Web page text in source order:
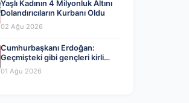
Yaşlı Kadının 4 Milyonluk Altını
Dolandırıcıların Kurbanı Oldu
02 Ağu 2026
Cumhurbaşkanı Erdoğan:
Geçmişteki gibi gençleri kirli
oyunlarına alet edemezler
01 Ağu 2026